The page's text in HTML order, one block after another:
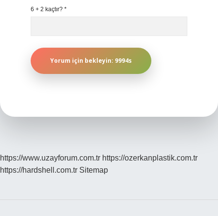
6 + 2 kaçtır? *
https://www.uzayforum.com.tr https://ozerkanplastik.com.tr
https://hardshell.com.tr Sitemap